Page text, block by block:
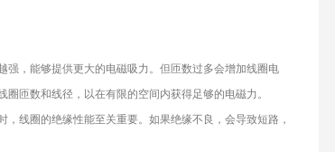
，能够提供更大的电磁吸力。但匝数过多会增加线圈电
匝数和线径，以在有限的空间内获得足够的电磁力。
线圈的绝缘性能至关重要。如果绝缘不良，会导致短路，